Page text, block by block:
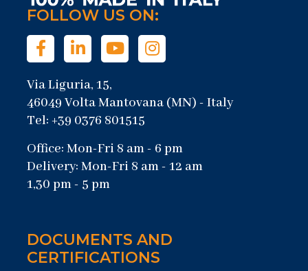
FOLLOW US ON:
Via Liguria, 15,
46049 Volta Mantovana (MN) - Italy
Tel: +39 0376 801515
Office: Mon-Fri 8 am - 6 pm
Delivery: Mon-Fri 8 am - 12 am
1,30 pm - 5 pm
DOCUMENTS AND
CERTIFICATIONS